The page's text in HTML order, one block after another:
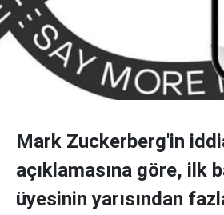
Mark Zuckerberg'in
açıklamasına göre, ilk
üyesinin yarısından